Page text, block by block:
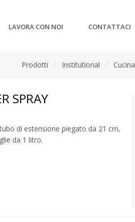
LAVORA CON NOI CONTATTACI
Prodotti / Institutional / Cucina
SPRAY
di estensione piegato da 21 cm,
da 1 litro.